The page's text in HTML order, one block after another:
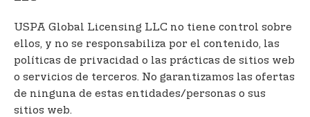
USPA Global Licensing LLC no tiene control sobre
ellos, y no se responsabiliza por el contenido, las
políticas de privacidad o las prácticas de sitios web
o servicios de terceros. No garantizamos las ofertas
de ninguna de estas entidades/personas o sus
sitios web.